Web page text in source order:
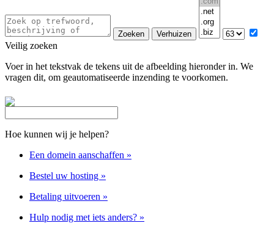
Veilig zoeken
Voer in het tekstvak de tekens uit de afbeelding hieronder in. We
vragen dit, om geautomatiseerde inzending te voorkomen.
Hoe kunnen wij je helpen?
Een domein aanschaffen »
Bestel uw hosting »
Betaling uitvoeren »
Hulp nodig met iets anders? »